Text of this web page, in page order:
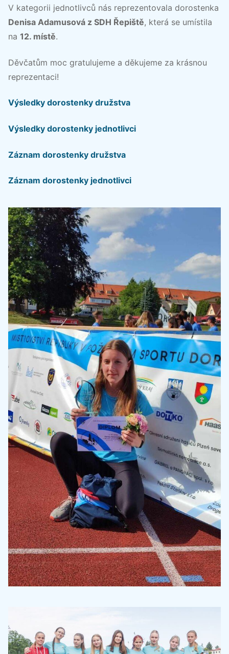
V kategorii jednotlivců nás reprezentovala dorostenka
Denisa Adamusová z SDH Řepiště, která se umístila
na 12. místě.
Děvčatům moc gratulujeme a děkujeme za krásnou
reprezentaci!
Výsledky dorostenky družstva
Výsledky dorostenky jednotlivci
Záznam dorostenky družstva
Záznam dorostenky jednotlivci